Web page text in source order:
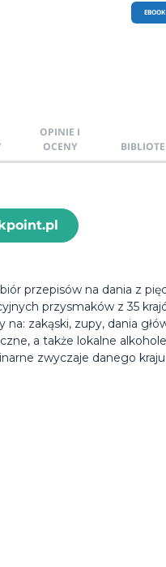
EBOOK
OPINIE I
OCENY
przepisów na dania z
przysmaków z 35
na: zakąski, zupy, dania
a także lokalne
zwyczaje danego